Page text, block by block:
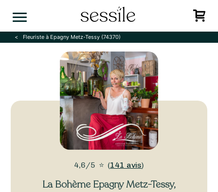
Fleuriste à Epagny Metz-Tessy (74370)
4,6/5 ⭐ (141 avis)
La Bohème Epagny Metz-Tessy,